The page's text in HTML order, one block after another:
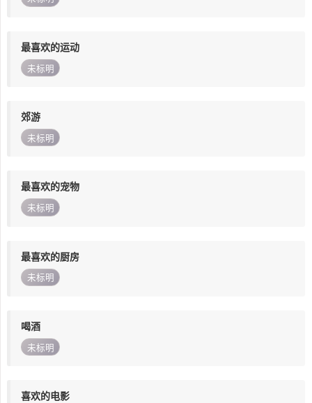
最喜欢的运动
未标明
郊游
未标明
最喜欢的宠物
未标明
最喜欢的厨房
未标明
喝酒
未标明
喜欢的电影